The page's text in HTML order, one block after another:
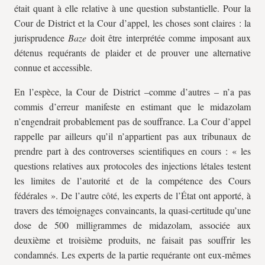
était quant à elle relative à une question substantielle. Pour la
Cour de District et la Cour d’appel, les choses sont claires : la
jurisprudence Baze doit être interprétée comme imposant aux
détenus requérants de plaider et de prouver une alternative
connue et accessible.
En l’espèce, la Cour de District –comme d’autres – n’a pas
commis d’erreur manifeste en estimant que le midazolam
n’engendrait probablement pas de souffrance. La Cour d’appel
rappelle par ailleurs qu’il n’appartient pas aux tribunaux de
prendre part à des controverses scientifiques en cours : « les
questions relatives aux protocoles des injections létales testent
les limites de l’autorité et de la compétence des Cours
fédérales ». De l’autre côté, les experts de l’État ont apporté, à
travers des témoignages convaincants, la quasi-certitude qu’une
dose de 500 milligrammes de midazolam, associée aux
deuxième et troisième produits, ne faisait pas souffrir les
condamnés. Les experts de la partie requérante ont eux-mêmes